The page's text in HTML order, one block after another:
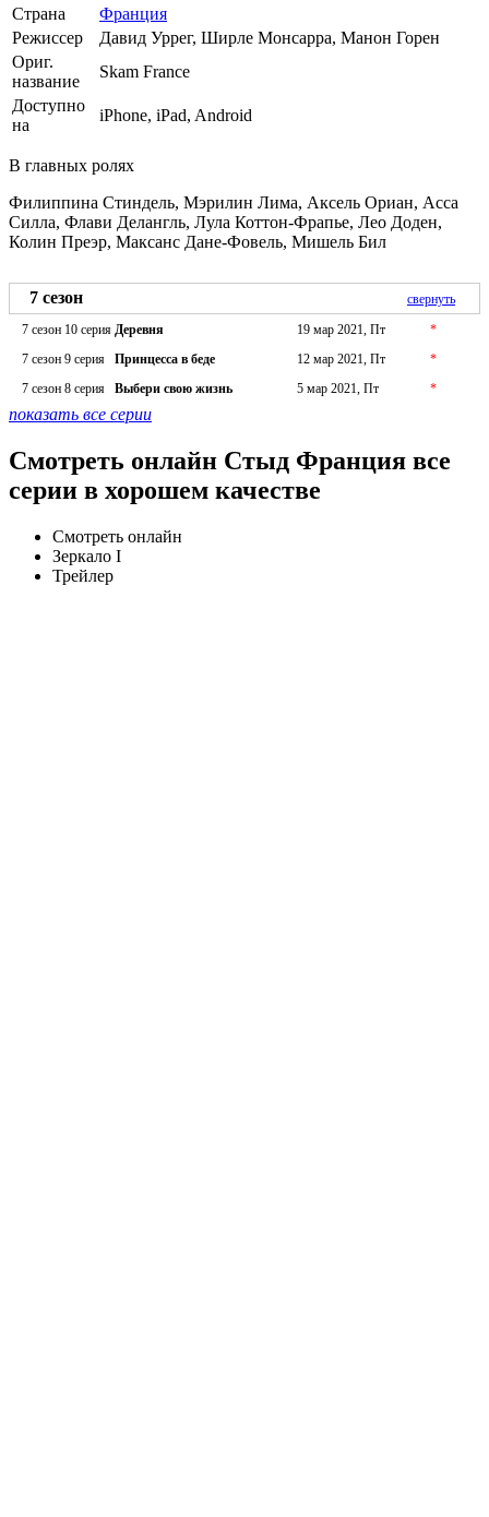
Страна
Франция
Режиссер
Давид Уррег, Ширле Монсарра, Манон Горен
Ориг.
название
Skam France
Доступно
на
iPhone, iPad, Android
В главных ролях
Филиппина Стиндель, Мэрилин Лима, Аксель Ориан, Асса
Силла, Флави Делангль, Лула Коттон-Фрапье, Лео Доден,
Колин Преэр, Максанс Дане-Фовель, Мишель Бил
7 сезон
свернуть
7 сезон 10 серия Деревня 19 мар 2021, Пт
*
7 сезон 9 серия
Принцесса в беде 12 мар 2021, Пт
*
7 сезон 8 серия
Выбери свою жизнь 5 мар 2021, Пт *
показать все серии
Смотреть онлайн Стыд Франция все
серии в хорошем качестве
Смотреть онлайн
Зеркало I
Трейлер